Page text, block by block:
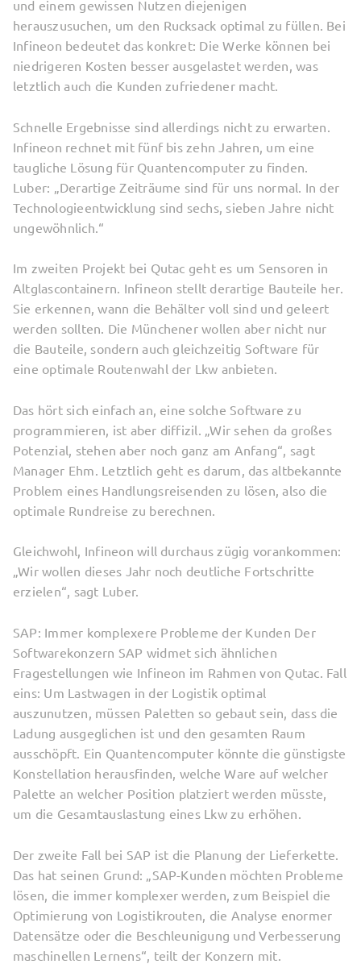
und einem gewissen Nutzen diejenigen
herauszusuchen, um den Rucksack optimal zu füllen. Bei
Infineon bedeutet das konkret: Die Werke können bei
niedrigeren Kosten besser ausgelastet werden, was
letztlich auch die Kunden zufriedener macht.
Schnelle Ergebnisse sind allerdings nicht zu erwarten.
Infineon rechnet mit fünf bis zehn Jahren, um eine
taugliche Lösung für Quantencomputer zu finden.
Luber: „Derartige Zeiträume sind für uns normal. In der
Technologieentwicklung sind sechs, sieben Jahre nicht
ungewöhnlich.“
Im zweiten Projekt bei Qutac geht es um Sensoren in
Altglascontainern. Infineon stellt derartige Bauteile her.
Sie erkennen, wann die Behälter voll sind und geleert
werden sollten. Die Münchener wollen aber nicht nur
die Bauteile, sondern auch gleichzeitig Software für
eine optimale Routenwahl der Lkw anbieten.
Das hört sich einfach an, eine solche Software zu
programmieren, ist aber diffizil. „Wir sehen da großes
Potenzial, stehen aber noch ganz am Anfang“, sagt
Manager Ehm. Letztlich geht es darum, das altbekannte
Problem eines Handlungsreisenden zu lösen, also die
optimale Rundreise zu berechnen.
Gleichwohl, Infineon will durchaus zügig vorankommen:
„Wir wollen dieses Jahr noch deutliche Fortschritte
erzielen“, sagt Luber.
SAP: Immer komplexere Probleme der Kunden Der
Softwarekonzern SAP widmet sich ähnlichen
Fragestellungen wie Infineon im Rahmen von Qutac. Fall
eins: Um Lastwagen in der Logistik optimal
auszunutzen, müssen Paletten so gebaut sein, dass die
Ladung ausgeglichen ist und den gesamten Raum
ausschöpft. Ein Quantencomputer könnte die günstigste
Konstellation herausfinden, welche Ware auf welcher
Palette an welcher Position platziert werden müsste,
um die Gesamtauslastung eines Lkw zu erhöhen.
Der zweite Fall bei SAP ist die Planung der Lieferkette.
Das hat seinen Grund: „SAP-Kunden möchten Probleme
lösen, die immer komplexer werden, zum Beispiel die
Optimierung von Logistikrouten, die Analyse enormer
Datensätze oder die Beschleunigung und Verbesserung
maschinellen Lernens“, teilt der Konzern mit.